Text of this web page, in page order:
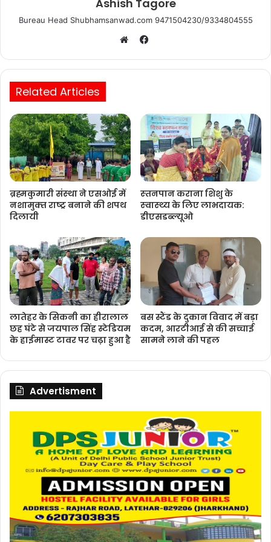
Bureau Head Shubhamsanwad.com 9471504230/9334804555
Website
Related Articles
ब्रह्मकुमारी संस्‍था ने एसओई में
नशामुक्‍त राष्‍ट्र बनाने की शपथ
दिलायी
स्‍तनपान कराना शिशु के
स्‍वास्‍थ्‍य के लिए लाभदायक:
डीएसडब्‍ल्‍यूओ
लातेहर के सिकनी का हीरालाल
छह घंटे से जयपाल सिंह स्टेडियम
के हाईमास्ट टावर पर चढ़ा हुआ है
बस स्टैंड के दुकान विवाद में बड़ा
कदम, आरटीआई से की सच्चाई
सामने लाने की पहल
Advertisment